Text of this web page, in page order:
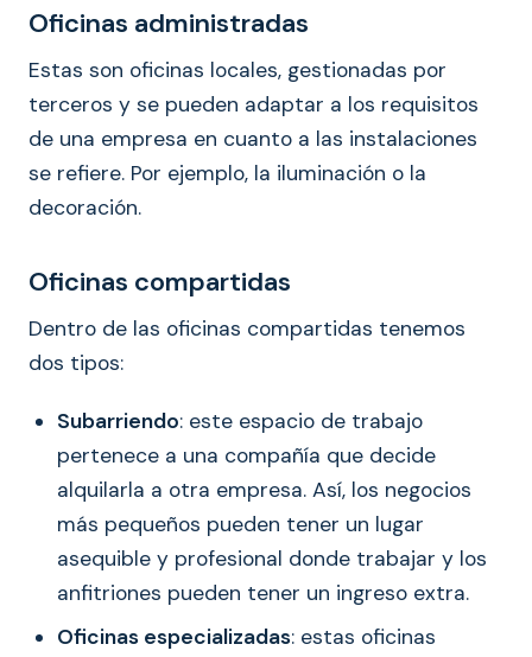
Oficinas administradas
Estas son oficinas locales, gestionadas por
terceros y se pueden adaptar a los requisitos
de una empresa en cuanto a las instalaciones
se refiere. Por ejemplo, la iluminación o la
decoración.
Oficinas compartidas
Dentro de las oficinas compartidas tenemos
dos tipos:
Subarriendo: este espacio de trabajo
pertenece a una compañía que decide
alquilarla a otra empresa. Así, los negocios
más pequeños pueden tener un lugar
asequible y profesional donde trabajar y los
anfitriones pueden tener un ingreso extra.
Oficinas especializadas: estas oficinas